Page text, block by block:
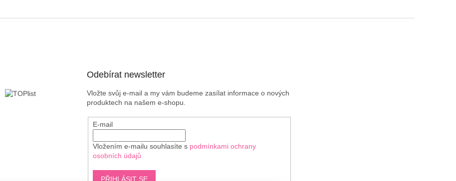
Odebírat newsletter
Vložte svůj e-mail a my vám budeme zasílat informace o nových
produktech na našem e-shopu.
E-mail
Vložením e-mailu souhlasíte s podmínkami ochrany
osobních údajů
PŘIHLÁSIT SE